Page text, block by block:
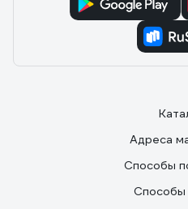
Адреса
Способы
Способы